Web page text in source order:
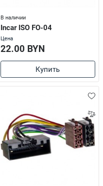
В наличии
Incar ISO FO-04
Цена
22.00 BYN
Купить